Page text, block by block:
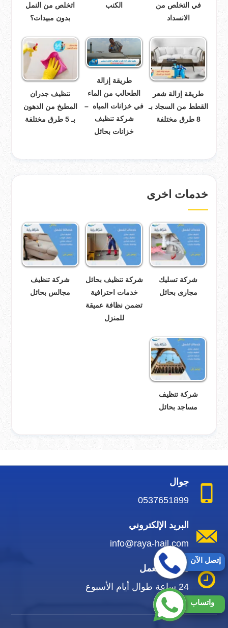
في التخلص من
الانسداد
الكنب
اتخلص من النمل
بدون مبيدات؟
طريقة إزالة شعر
القطط من السجاد بـ
8 طرق مختلفة
طريقة إزالة
الطحالب من الماء
في خزانات المياه –
شركة تنظيف
خزانات بحائل
تنظيف جدران
المطبخ من الدهون
بـ 5 طرق مختلفة
خدمات اخرى
شركة تسليك
مجارى بحائل
شركة تنظيف بحائل
خدمات احترافية
تضمن نظافة عميقة
للمنزل
شركة تنظيف
مجالس بحائل
شركة تنظيف
مساجد بحائل
جوال
0537651899
البريد الإلكتروني
info@raya-hail.com
مواعيد العمل
24 ساعة طوال أيام الأسبوع
واتساب
إتصل الآن